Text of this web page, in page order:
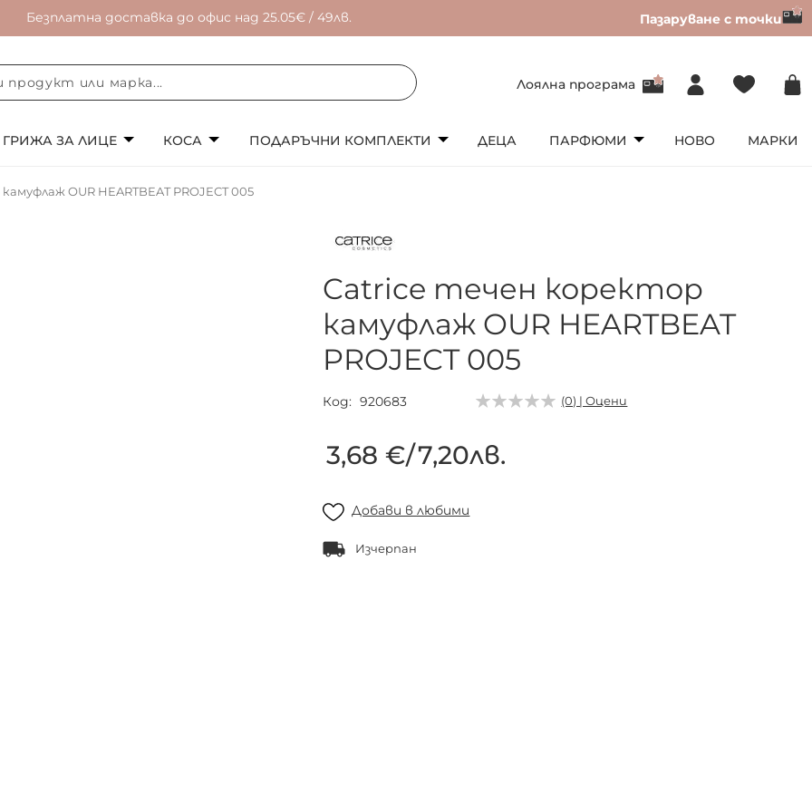
Безплатна доставка до офис над 25.05€ / 49лв. Пазаруване с точки
Лоялна програма
ГРИЖА ЗА ЛИЦЕ КОСА ПОДАРЪЧНИ КОМПЛЕКТИ ДЕЦА ПАРФЮМИ НОВО МАРКИ
OUR HEARTBEAT PROJECT 005
Catrice течен коректор
камуфлаж OUR HEARTBEAT
PROJECT 005
Код 920683 (0) | Оцени
3,68 €/7,20лв.
Добави в любими
Изчерпан